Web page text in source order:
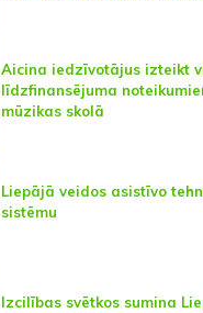
Aicina iedzīvotājus izteikt
līdzfinansējuma
mūzikas skolā
Liepājā veidos asistīvo
sistēmu
Izcilības svētkos sumina